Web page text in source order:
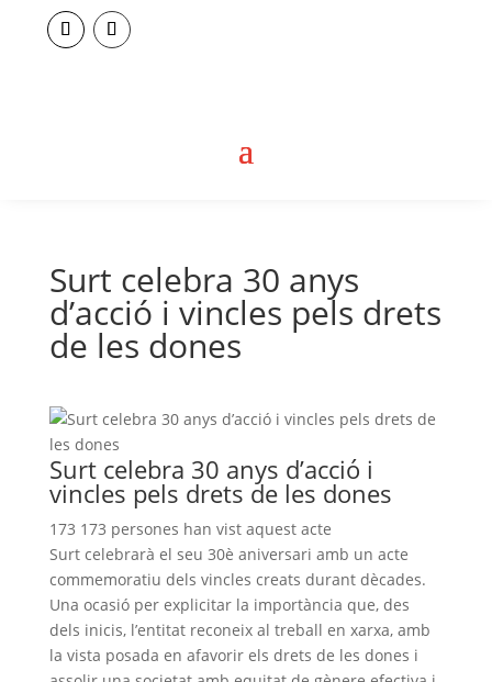
Surt celebra 30 anys
d’acció i vincles pels drets
de les dones
Surt celebra 30 anys d’acció i
vincles pels drets de les dones
173 173 persones han vist aquest acte
Surt celebrarà el seu 30è aniversari amb un acte
commemoratiu dels vincles creats durant dècades.
Una ocasió per explicitar la importància que, des
dels inicis, l’entitat reconeix al treball en xarxa, amb
la vista posada en afavorir els drets de les dones i